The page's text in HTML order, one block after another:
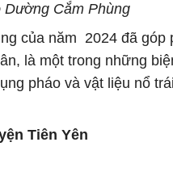
Dường Cắm Phùng
của năm 2024 đã góp
là một trong những
pháo và vật liệu nổ
Yên